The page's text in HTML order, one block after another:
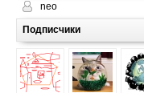
neo
Подписчики